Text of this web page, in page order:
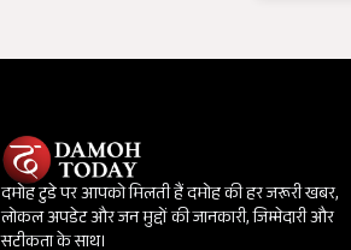
दमोह टुडे पर आपको मिलती हैं दमोह की हर जरूरी खबर,
लोकल अपडेट और जन मुद्दों की जानकारी, जिम्मेदारी और
सटीकता के साथ।